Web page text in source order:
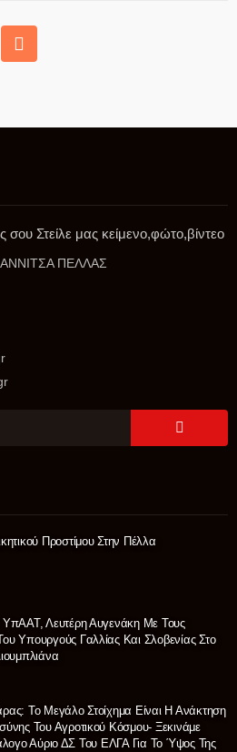
ΔΗΜΟΤΙΚΗΣ ΑΡΧΗΣ
όλη η χώρα απέναντι
ευρώ επί πλέον στις 13
σου Στείλε μας κείμενο,φώτο,βίντεο
ΠΕΛΛΑΣ
Προστίμου Στην Πέλλα
ΥπΑΑΤ, Λευτέρη Αυγενάκη Με Τους
Υπουργούς Γαλλίας Και Σλοβενίας Στο
Το Μεγάλο Στοίχημα Είναι Η Ανάκτηση
Του Αγροτικού Κόσμου- Ξεκινάμε
Αύριο ΔΣ Του ΕΛΓΑ Για Το Ύψος Της